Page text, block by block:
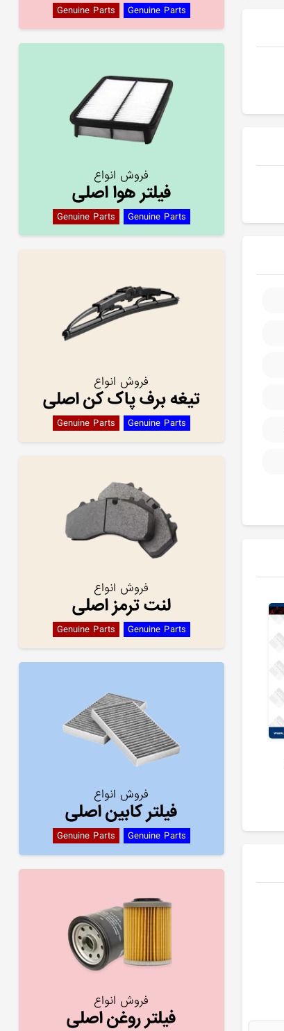
Genuine Parts Genuine Parts
فروش انواع
فیلتر هوا اصلی
Genuine Parts Genuine Parts
فروش انواع
تیغه برف پاک کن اصلی
Genuine Parts Genuine Parts
فروش انواع
لنت ترمز اصلی
Genuine Parts Genuine Parts
فروش انواع
فیلتر کابین اصلی
Genuine Parts Genuine Parts
فروش انواع
فیلتر روغن اصلی